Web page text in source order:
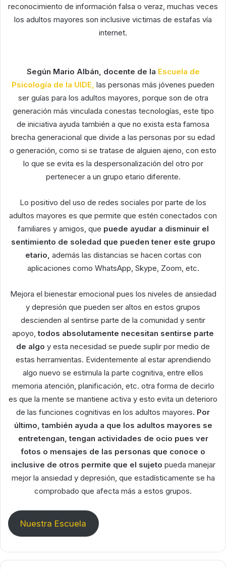
reconocimiento de información falsa o veraz, muchas veces
los adultos mayores son inclusive victimas de estafas vía
internet.
Según Mario Albán, docente de la Escuela de
Psicología de la UIDE, las personas más jóvenes pueden
ser guías para los adultos mayores, porque son de otra
generación más vinculada conestas tecnologías, este tipo
de iniciativa ayuda también a que no exista esta famosa
brecha generacional que divide a las personas por su edad
o generación, como si se tratase de alguien ajeno, con esto
lo que se evita es la despersonalización del otro por
pertenecer a un grupo etario diferente.
Lo positivo del uso de redes sociales por parte de los
adultos mayores es que permite que estén conectados con
familiares y amigos, que puede ayudar a disminuir el
sentimiento de soledad que pueden tener este grupo
etario, además las distancias se hacen cortas con
aplicaciones como WhatsApp, Skype, Zoom, etc.
Mejora el bienestar emocional pues los niveles de ansiedad
y depresión que pueden ser altos en estos grupos
descienden al sentirse parte de la comunidad y sentir
apoyo, todos absolutamente necesitan sentirse parte
de algo y esta necesidad se puede suplir por medio de
estas herramientas. Evidentemente al estar aprendiendo
algo nuevo se estimula la parte cognitiva, entre ellos
memoria atención, planificación, etc. otra forma de decirlo
es que la mente se mantiene activa y esto evita un deterioro
de las funciones cognitivas en los adultos mayores. Por
último, también ayuda a que los adultos mayores se
entretengan, tengan actividades de ocio pues ver
fotos o mensajes de las personas que conoce o
inclusive de otros permite que el sujeto pueda manejar
mejor la ansiedad y depresión, que estadísticamente se ha
comprobado que afecta más a estos grupos.
Nuestra Escuela